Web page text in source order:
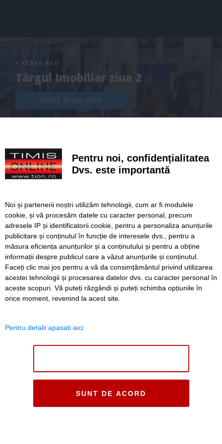
4 YEARS AGO
Târgul Imobiliar ziua 2
INTRĂ ÎN GALERIE!
Pentru noi, confidențialitatea
Dvs. este importantă
Noi și partenerii noștri utilizăm tehnologii, cum ar fi modulele
cookie, și vă procesăm datele cu caracter personal, precum
adresele IP și identificatorii cookie, pentru a personaliza anunțurile
publicitare și conținutul în funcție de interesele dvs., pentru a
măsura eficiența anunțurilor și a conținutului și pentru a obține
informații despre publicul care a văzut anunțurile și conținutul.
Faceți clic mai jos pentru a vă da consimțământul privind utilizarea
acestei tehnologii și procesarea datelor dvs. cu caracter personal în
aceste scopuri. Vă puteți răzgândi și puteți schimba opțiunile în
orice moment, revenind la acest site.
Pentru detalii apasati aici
SUNT DE ACORD